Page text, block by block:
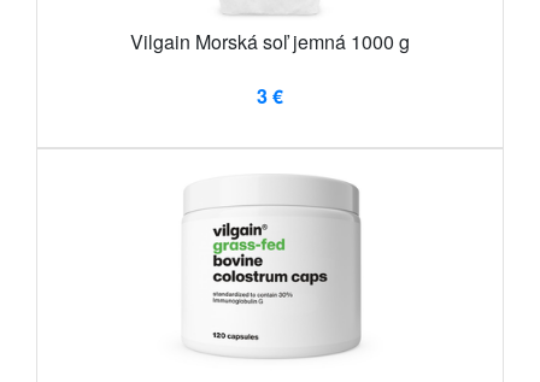
Vilgain Morská soľ jemná 1000 g
3 €